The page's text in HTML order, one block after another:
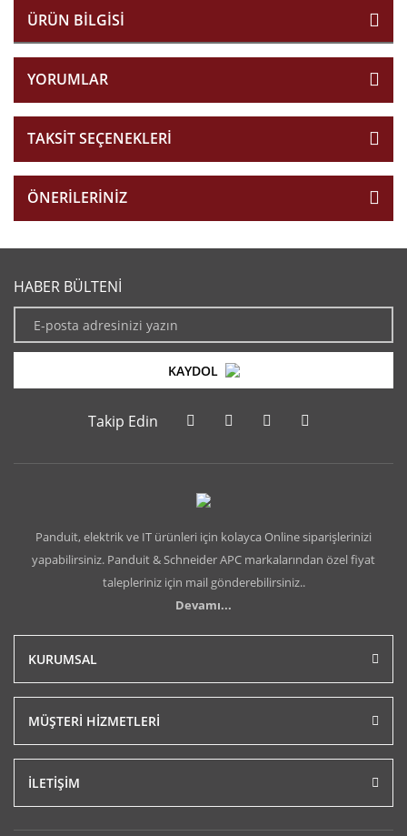
ÜRÜN BILGISI
YORUMLAR
TAKSIT SEÇENEKLERI
ÖNERILERINIZ
HABER BÜLTENİ
KAYDOL
Takip Edin
Panduit, elektrik ve IT ürünleri için kolayca Online siparişlerinizi
yapabilirsiniz. Panduit & Schneider APC markalarından özel fiyat
talepleriniz için mail gönderebilirsiniz..
Devamı...
KURUMSAL
MÜŞTERİ HİZMETLERİ
İLETİŞİM